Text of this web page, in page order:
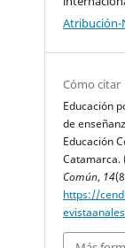
Atribución-
Cómo citar
Educación
de
Educación
Catamarca.
Común, 14
https://